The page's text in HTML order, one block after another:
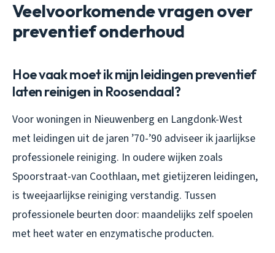
Veelvoorkomende vragen over
preventief onderhoud
Hoe vaak moet ik mijn leidingen preventief
laten reinigen in Roosendaal?
Voor woningen in Nieuwenberg en Langdonk-West
met leidingen uit de jaren ’70-’90 adviseer ik jaarlijkse
professionele reiniging. In oudere wijken zoals
Spoorstraat-van Coothlaan, met gietijzeren leidingen,
is tweejaarlijkse reiniging verstandig. Tussen
professionele beurten door: maandelijks zelf spoelen
met heet water en enzymatische producten.